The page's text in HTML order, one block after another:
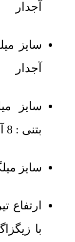
آجدار
آجدار
سایز
بتنی : 8 آجدار
سایز